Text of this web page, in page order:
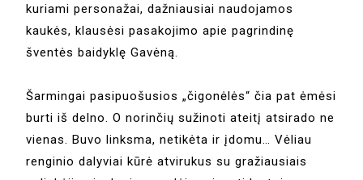
kuriami personažai, dažniausiai naudojamos
kaukės, klausėsi pasakojimo apie pagrindinę
šventės baidyklę Gavėną.
Šarmingai pasipuošusios „čigonėlės“ čia pat ėmėsi
burti iš delno. O norinčių sužinoti ateitį atsirado ne
vienas. Buvo linksma, netikėta ir įdomu… Vėliau
renginio dalyviai kūrė atvirukus su gražiausiais